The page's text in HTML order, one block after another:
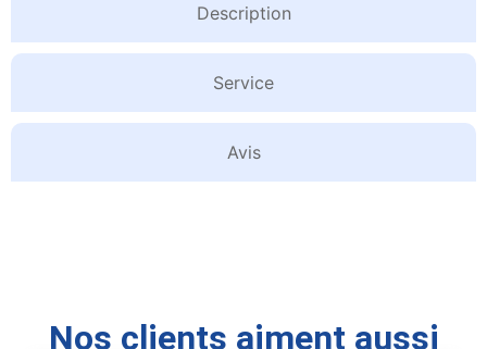
Description
Service
Avis
Nos clients aiment aussi